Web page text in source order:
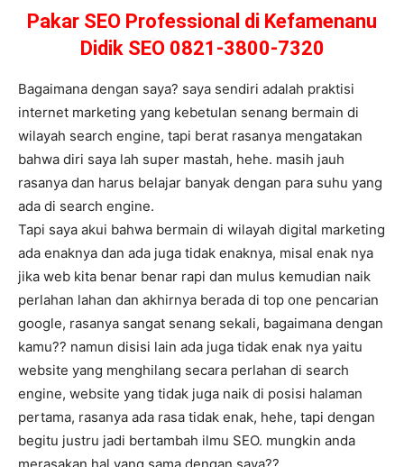
Pakar SEO Professional di Kefamenanu
Didik SEO 0821-3800-7320
Bagaimana dengan saya? saya sendiri adalah praktisi
internet marketing yang kebetulan senang bermain di
wilayah search engine, tapi berat rasanya mengatakan
bahwa diri saya lah super mastah, hehe. masih jauh
rasanya dan harus belajar banyak dengan para suhu yang
ada di search engine.
Tapi saya akui bahwa bermain di wilayah digital marketing
ada enaknya dan ada juga tidak enaknya, misal enak nya
jika web kita benar benar rapi dan mulus kemudian naik
perlahan lahan dan akhirnya berada di top one pencarian
google, rasanya sangat senang sekali, bagaimana dengan
kamu?? namun disisi lain ada juga tidak enak nya yaitu
website yang menghilang secara perlahan di search
engine, website yang tidak juga naik di posisi halaman
pertama, rasanya ada rasa tidak enak, hehe, tapi dengan
begitu justru jadi bertambah ilmu SEO. mungkin anda